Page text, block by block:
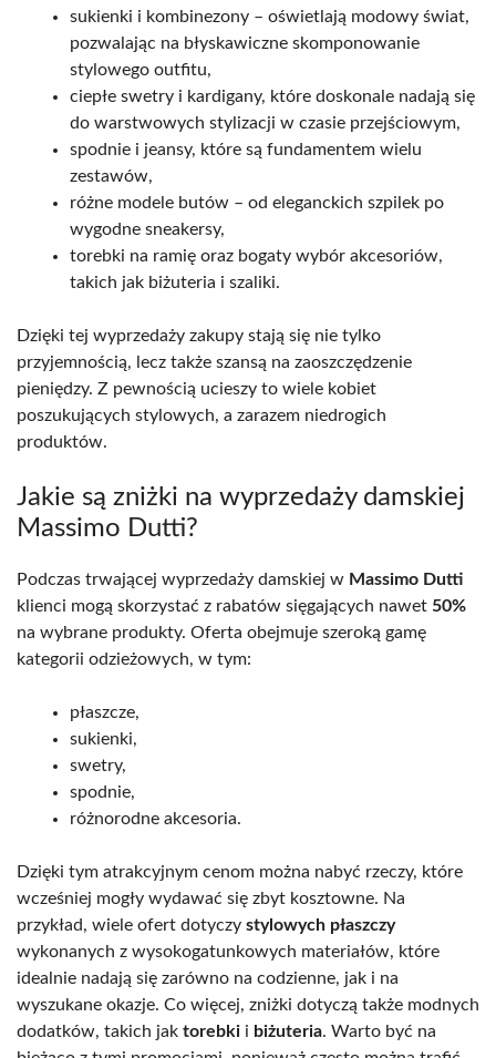
sukienki i kombinezony – oświetlają modowy świat,
pozwalając na błyskawiczne skomponowanie
stylowego outfitu,
ciepłe swetry i kardigany, które doskonale nadają się
do warstwowych stylizacji w czasie przejściowym,
spodnie i jeansy, które są fundamentem wielu
zestawów,
różne modele butów – od eleganckich szpilek po
wygodne sneakersy,
torebki na ramię oraz bogaty wybór akcesoriów,
takich jak biżuteria i szaliki.
Dzięki tej wyprzedaży zakupy stają się nie tylko
przyjemnością, lecz także szansą na zaoszczędzenie
pieniędzy. Z pewnością ucieszy to wiele kobiet
poszukujących stylowych, a zarazem niedrogich
produktów.
Jakie są zniżki na wyprzedaży damskiej
Massimo Dutti?
Podczas trwającej wyprzedaży damskiej w Massimo Dutti
klienci mogą skorzystać z rabatów sięgających nawet 50%
na wybrane produkty. Oferta obejmuje szeroką gamę
kategorii odzieżowych, w tym:
płaszcze,
sukienki,
swetry,
spodnie,
różnorodne akcesoria.
Dzięki tym atrakcyjnym cenom można nabyć rzeczy, które
wcześniej mogły wydawać się zbyt kosztowne. Na
przykład, wiele ofert dotyczy stylowych płaszczy
wykonanych z wysokogatunkowych materiałów, które
idealnie nadają się zarówno na codzienne, jak i na
wyszukane okazje. Co więcej, zniżki dotyczą także modnych
dodatków, takich jak torebki i biżuteria. Warto być na